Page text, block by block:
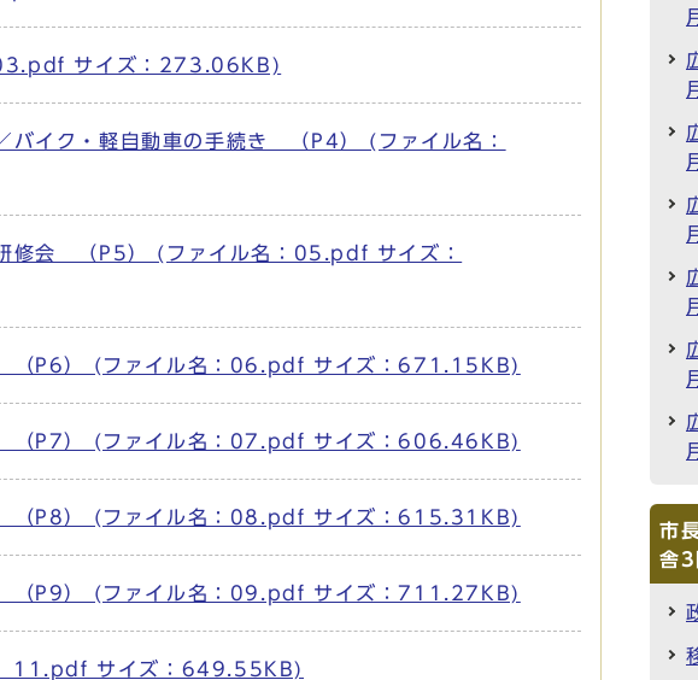
サイズ：273.06KB)
バイク・軽自動車の手続き （P4） (ファイル名：
修会 （P5） (ファイル名：05.pdf サイズ：
（P6） (ファイル名：06.pdf サイズ：671.15KB)
（P7） (ファイル名：07.pdf サイズ：606.46KB)
（P8） (ファイル名：08.pdf サイズ：615.31KB)
（P9） (ファイル名：09.pdf サイズ：711.27KB)
サイズ：649.55KB)
市
舎3